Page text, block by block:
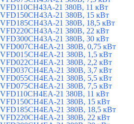
VFD110CH43A-21 380В, 11 кВт
VFD150CH43A-21 380В, 15 кВт
VFD185CH43A-21 380В, 18,5 кВт
VFD220CH43A-21 380В, 22 кВт
VFD300CH43A-21 380В, 30 кВт
VFD007CH4EA-21 380В, 0,75 кВт
VFD015CH4EA-21 380В, 1,5 кВт
VFD022CH4EA-21 380В, 2,2 кВт
VFD037CH4EA-21 380В, 3,7 кВт
VFD055CH4EA-21 380В, 5,5 кВт
VFD075CH4EA-21 380В, 7,5 кВт
VFD110CH4EA-21 380В, 11 кВт
VFD150CH4EA-21 380В, 15 кВт
VFD185CH4EA-21 380В, 18,5 кВт
VFD220CH4EA-21 380В, 22 кВт